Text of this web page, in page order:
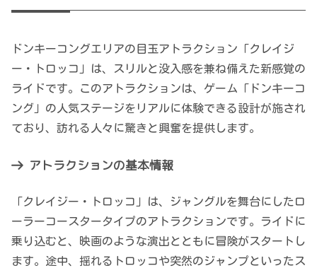
ドンキーコングエリアの目玉アトラクション「クレイジ
ー・トロッコ」は、スリルと没入感を兼ね備えた新感覚の
ライドです。このアトラクションは、ゲーム「ドンキーコ
ング」の人気ステージをリアルに体験できる設計が施され
ており、訪れる人々に驚きと興奮を提供します。
アトラクションの基本情報
「クレイジー・トロッコ」は、ジャングルを舞台にしたロ
ーラーコースタータイプのアトラクションです。ライドに
乗り込むと、映画のような演出とともに冒険がスタートし
ます。途中、揺れるトロッコや突然のジャンプといったス